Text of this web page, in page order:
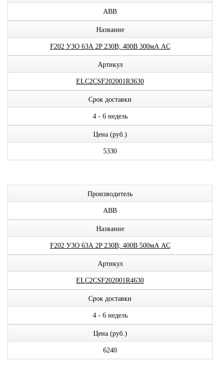
ABB
Название
F202 УЗО 63А 2P 230В; 400В 300мА AC
Артикул
ELC2CSF202001R3630
Срок доставки
4 - 6 недель
Цена (руб.)
5330
Производитель
ABB
Название
F202 УЗО 63А 2P 230В; 400В 500мА AC
Артикул
ELC2CSF202001R4630
Срок доставки
4 - 6 недель
Цена (руб.)
6240